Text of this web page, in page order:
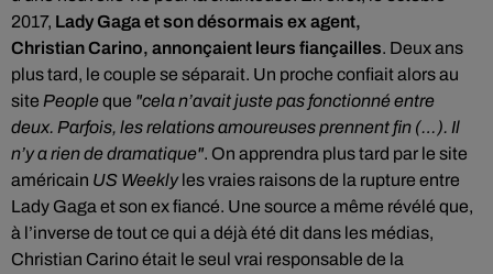
2017, Lady Gaga et son désormais ex agent,
Christian Carino, annonçaient leurs fiançailles. Deux ans
plus tard, le couple se séparait. Un proche confiait alors au
site Peopleque "cela n’avait juste pas fonctionné entre
deux. Parfois, les relations amoureuses prennent fin (…). Il
n’y a rien de dramatique". On apprendra plus tard par le site
américain US Weeklyles vraies raisons de la rupture entre
Lady Gaga et son ex fiancé. Une source a même révélé que,
à l’inverse de tout ce qui a déjà été dit dans les médias,
Christian Carino était le seul vrai responsable de la